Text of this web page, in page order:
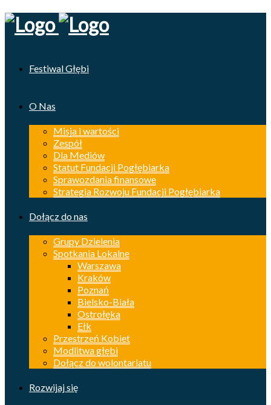
Festiwal Głębi
O Nas
Misja i wartości
Zespół
Dla Mediów
Statut Fundacji Pogłębiarka
Sprawozdania finansowe
Strategia Rozwoju Fundacji Pogłębiarka
Dołącz do nas
Grupy Dzielenia
Spotkania Lokalne
Warszawa
Kraków
Poznań
Bielsko-Biała
Ostrołęka
Ełk
Przestrzeń Kobiet
Modlitwa głębi
Dołącz do wolontariatu
Rozwijaj się